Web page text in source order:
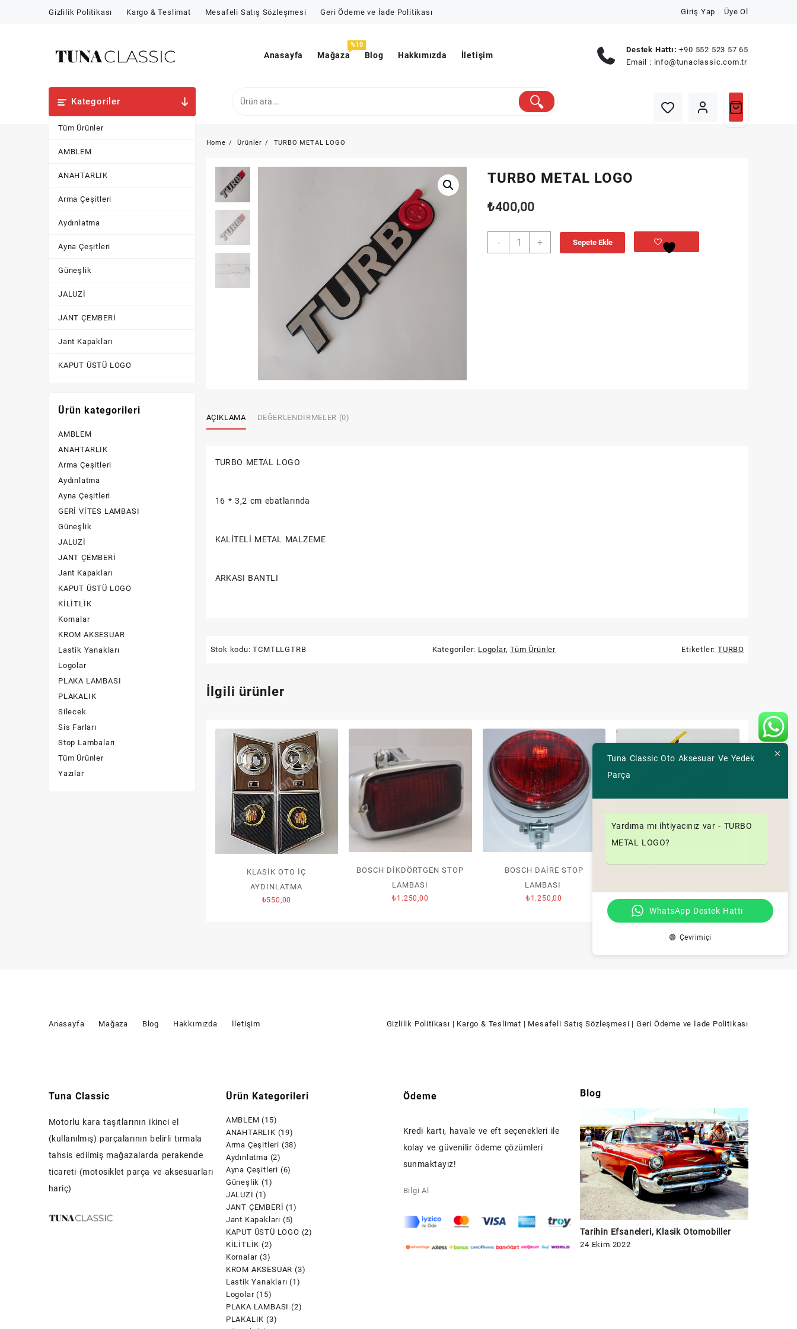
Gizlilik Politikası Kargo & Teslimat Mesafeli Satış Sözleşmesi Geri Ödeme ve İade Politikası Giriş Yap Üye Ol
Anasayfa Mağaza
%10
Blog Hakkımızda İletişim
Destek Hattı: +90 552 523 57 65
Email : info@tunaclassic.com.tr
Kategoriler
Tüm Ürünler
AMBLEM
ANAHTARLIK
Arma Çeşitleri
Aydınlatma
Ayna Çeşitleri
Güneşlik
JALUZİ
JANT ÇEMBERİ
Jant Kapakları
KAPUT ÜSTÜ LOGO
Kornalar
KROM AKSESUAR
Lastik Yanakları
Logolar
PLAKA LAMBASI
PLAKALIK
Silecek
Sis Farları
Stop Lambaları
Home Ürünler TURBO METAL LOGO
TURBO METAL LOGO
₺400,00
-
TURBO
+ Sepete Ekle
AÇIKLAMA DEĞERLENDIRMELER (0)
TURBO METAL LOGO
16 * 3,2 cm ebatlarında
KALİTELİ METAL MALZEME
ARKASI BANTLI
Stok kodu:TCMTLLGTRB Kategoriler: Logolar,Tüm Ürünler Etiketler: TURBO
İlgili ürünler
KLASİK OTO İÇ
AYDINLATMA
₺550,00
BOSCH DİKDÖRTGEN STOP
LAMBASI
₺1.250,00
BOSCH DAİRE STOP
LAMBASI
₺1.250,00 ₺950,00
Ürün kategorileri
AMBLEM
ANAHTARLIK
Arma Çeşitleri
Aydınlatma
Ayna Çeşitleri
GERİ VİTES LAMBASI
Güneşlik
JALUZİ
JANT ÇEMBERİ
Jant Kapakları
KAPUT ÜSTÜ LOGO
KİLİTLİK
Kornalar
KROM AKSESUAR
Lastik Yanakları
Logolar
PLAKA LAMBASI
PLAKALIK
Silecek
Sis Farları
Stop Lambaları
Tüm Ürünler
Yazılar
Anasayfa Mağaza Blog Hakkımızda İletişim Gizlilik Politikası | Kargo & Teslimat | Mesafeli Satış Sözleşmesi | Geri Ödeme ve İade Politikası
Tuna Classic
Motorlu kara taşıtlarının ikinci el
(kullanılmış) parçalarının belirli tırmala
tahsis edilmiş mağazalarda perakende
ticareti (motosiklet parça ve aksesuarları
hariç)
Ürün Kategorileri
AMBLEM (15)
ANAHTARLIK (19)
Arma Çeşitleri (38)
Aydınlatma (2)
Ayna Çeşitleri (6)
Güneşlik (1)
JALUZİ (1)
JANT ÇEMBERİ (1)
Jant Kapakları (5)
KAPUT ÜSTÜ LOGO (2)
KİLİTLİK (2)
Kornalar (3)
KROM AKSESUAR (3)
Lastik Yanakları (1)
Logolar (15)
PLAKA LAMBASI (2)
PLAKALIK (3)
Ödeme
Kredi kartı, havale ve eft seçenekleri ile
kolay ve güvenilir ödeme çözümleri
sunmaktayız!
Bilgi Al
Blog
Tarihin Efsaneleri, Klasik Otomobiller
24 Ekim 2022
Tuna Classic Oto Aksesuar Ve Yedek
Parça
Yardıma mı ihtiyacınız var - TURBO
METAL LOGO?
WhatsApp Destek Hattı
🟢 Çevrimiçi